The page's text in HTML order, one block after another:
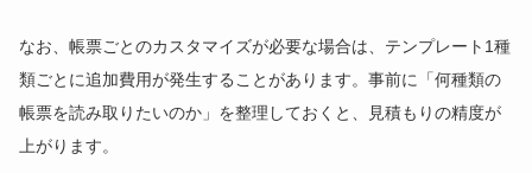
なお、帳票ごとのカスタマイズが必要な場合は、テンプレート1種
類ごとに追加費用が発生することがあります。事前に「何種類の
帳票を読み取りたいのか」を整理しておくと、見積もりの精度が
上がります。